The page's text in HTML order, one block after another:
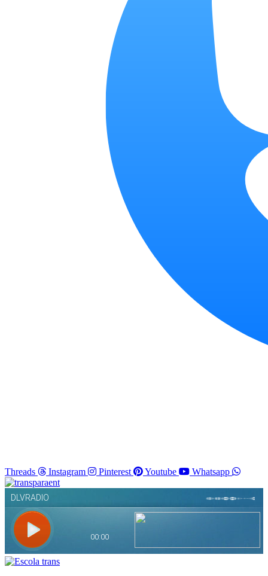
Threads Instagram Pinterest Youtube Whatsapp